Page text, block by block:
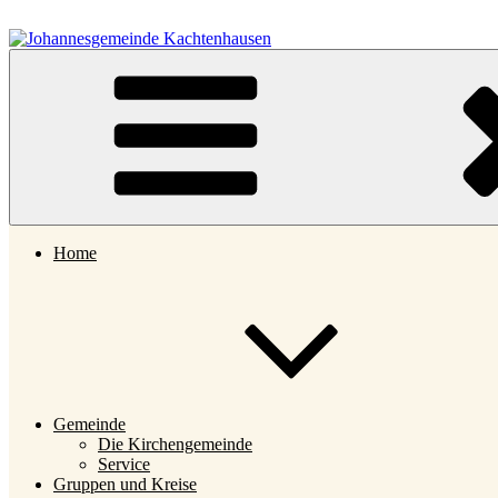
Inhalt
springen
Johannesgemeinde Kachtenhausen
Home
Gemeinde
Die Kirchengemeinde
Service
Gruppen und Kreise